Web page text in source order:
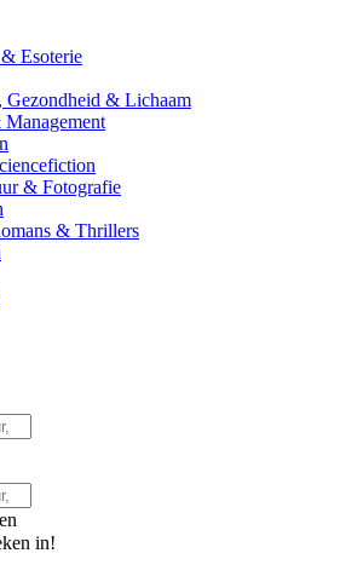
Esoterie
Gezondheid & Lichaam
& Fotografie
& Thrillers
in!